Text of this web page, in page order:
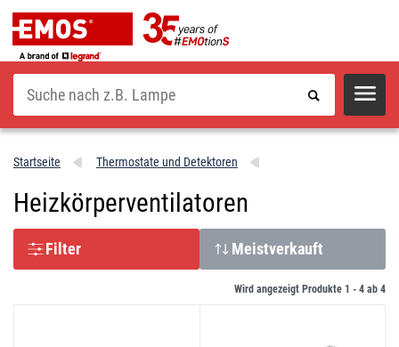
Suche
Startseite Thermostate und Detektoren
Heizkörperventilatoren
Filter Meistverkauft
Wird angezeigt Produkte 1 - 4 ab 4